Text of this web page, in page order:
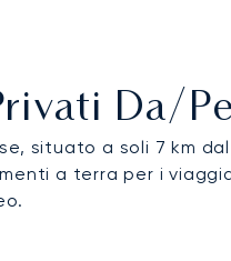
Da/
situato a soli 7 km
a terra per i